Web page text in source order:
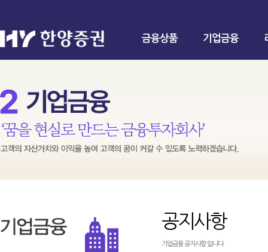
금융상품 기업금융
공지사항
기업금융 공지사항 입니다.